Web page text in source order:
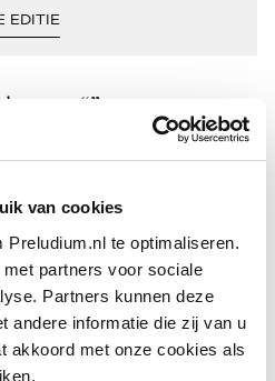
van cookies
Preludium.nl te optimaliseren.
partners voor sociale
Partners kunnen deze
andere informatie die zij van u
akkoord met onze cookies als
EDITIE
voor “”.